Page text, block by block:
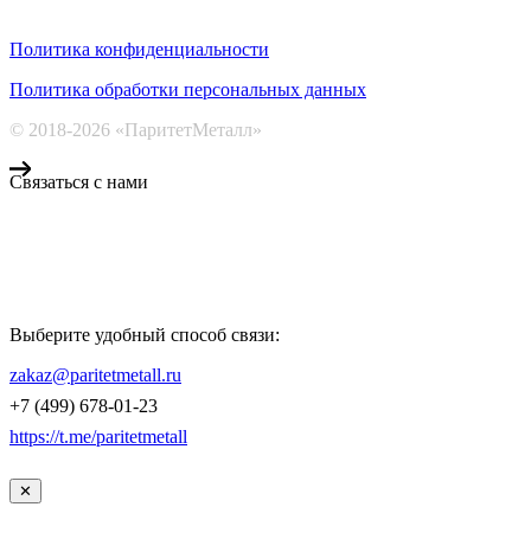
Политика конфиденциальности
Политика обработки персональных данных
© 2018-2026 «ПаритетМеталл»
Связаться с нами
Выберите удобный способ связи:
zakaz@paritetmetall.ru
+7 (499) 678-01-23
https://t.me/paritetmetall
✕